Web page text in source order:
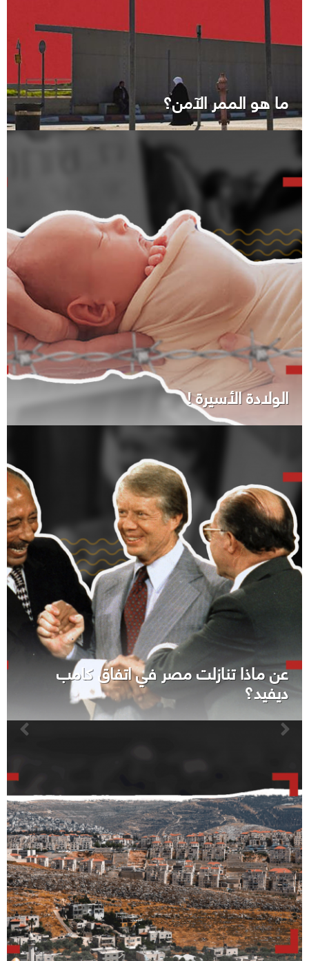
ما هو الممر الآمن؟
الولادة الأسيرة !
عن ماذا تنازلت مصر في اتفاق كامب
ديفيد؟